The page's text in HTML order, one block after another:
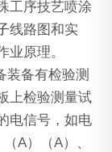
工序技艺喷涂
线路图和实
业原理。
装备有检验测
上检验测量试
电信号，如电
A）（A）、